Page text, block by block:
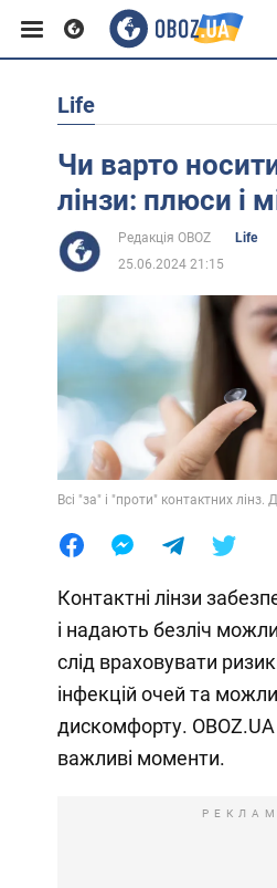
Європа
США
Африка
Життя
Лайфхаки
Life
Чи варто
лінзи: плюси і
Редакція OBOZ
Life
25.06.2024 21:15
Всі "за" і "проти" контактних
Контактні лінзи
і надають безліч
слід враховувати
інфекцій очей та
дискомфорту. OBOZ.UA
важливі моменти.